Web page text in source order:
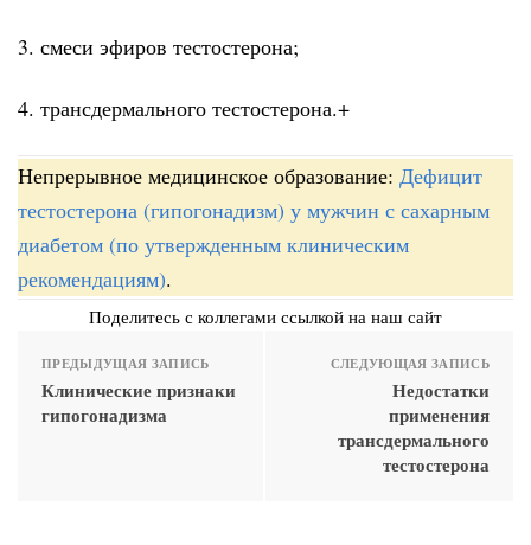
3. смеси эфиров тестостерона;
4. трансдермального тестостерона.+
Непрерывное медицинское образование: Дефицит
тестостерона (гипогонадизм) у мужчин с сахарным
диабетом (по утвержденным клиническим
рекомендациям).
Поделитесь с коллегами ссылкой на наш сайт
ПРЕДЫДУЩАЯ ЗАПИСЬ
Клинические признаки
гипогонадизма
СЛЕДУЮЩАЯ ЗАПИСЬ
Недостатки
применения
трансдермального
тестостерона